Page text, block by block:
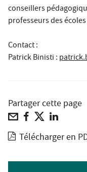
conseillers
professeurs des
Contact :
Patrick Binisti :
Partager cette page
Télécharger en